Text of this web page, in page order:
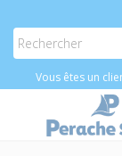
Vous êtes un